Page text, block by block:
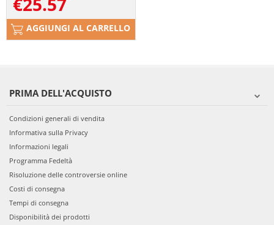
AGGIUNGI AL CARRELLO
PRIMA DELL'ACQUISTO
Condizioni generali di vendita
Informativa sulla Privacy
Informazioni legali
Programma Fedeltà
Risoluzione delle controversie online
Costi di consegna
Tempi di consegna
Disponibilità dei prodotti